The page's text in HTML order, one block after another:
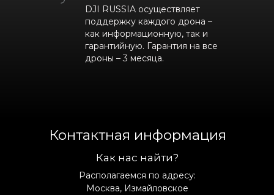
DJI RUSSIA осуществляет
поддержку каждого дрона –
как информационную, так и
гарантийную. Гарантия на все
дроны – 3 месяца.
Как нас найти?
Располагаемся по адресу:
Москва, Измайловское
Контактная информация